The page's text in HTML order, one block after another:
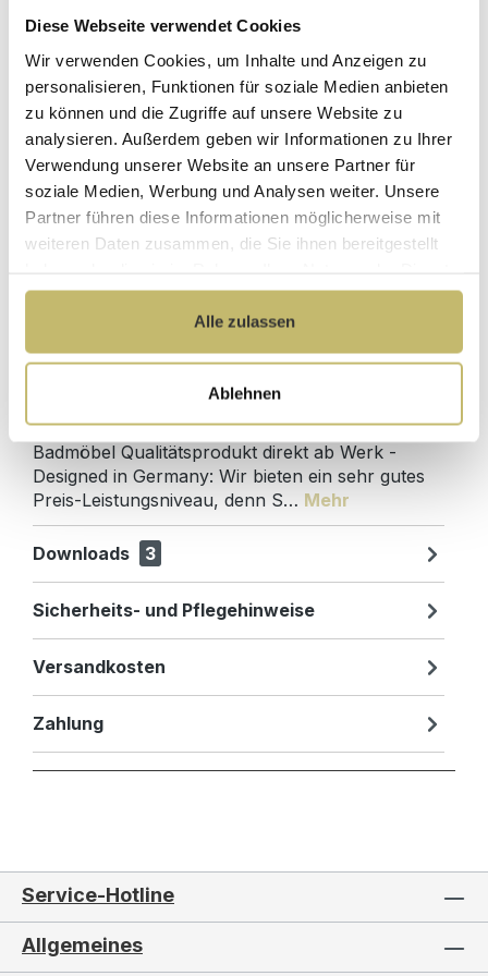
Diese Webseite verwendet Cookies
Wir verwenden Cookies, um Inhalte und Anzeigen zu
personalisieren, Funktionen für soziale Medien anbieten
zu können und die Zugriffe auf unsere Website zu
analysieren. Außerdem geben wir Informationen zu Ihrer
Verwendung unserer Website an unsere Partner für
soziale Medien, Werbung und Analysen weiter. Unsere
Partner führen diese Informationen möglicherweise mit
weiteren Daten zusammen, die Sie ihnen bereitgestellt
gesammelt haben.
Alle zulassen
Ablehnen
Hochwertige
Materialien
Herstellerpreis
ohne
Zwischenhändler
Kundenbetreuung
mit bester
Bewertung
Gut verpackt für
beschädigungsfreie
Lieferung
Designed in
Germany
1 Monat risikofreies
Rückgaberecht
Produktdetails
Badmöbel Qualitätsprodukt direkt ab Werk -
Designed in Germany: Wir bieten ein sehr gutes
Preis-Leistungsniveau, denn S… Mehr
Downloads 3
Sicherheits- und Pflegehinweise
Versandkosten
Zahlung
Service-Hotline
Allgemeines